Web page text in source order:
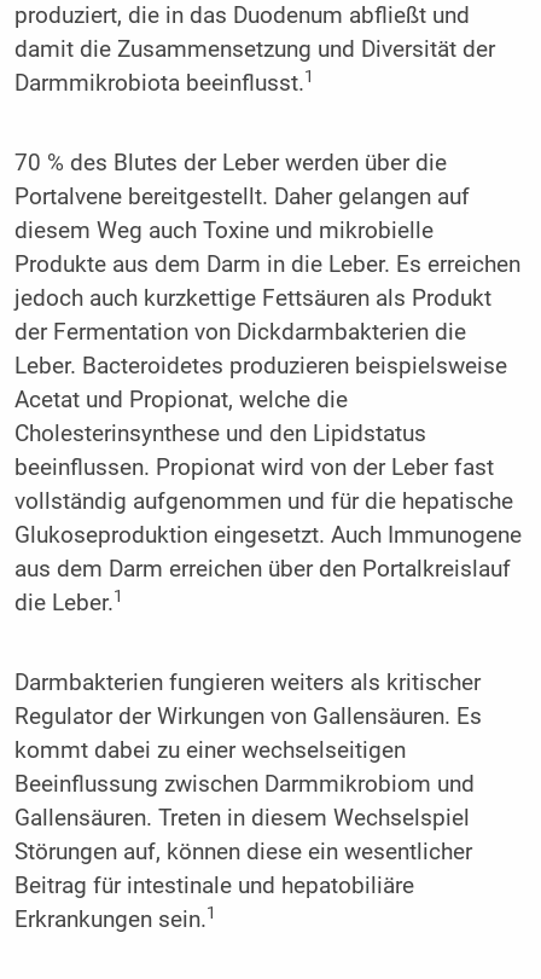
produziert, die in das Duodenum abfließt und
damit die Zusammensetzung und Diversität der
Darmmikrobiota beeinflusst.1
70 % des Blutes der Leber werden über die
Portalvene bereitgestellt. Daher gelangen auf
diesem Weg auch Toxine und mikrobielle
Produkte aus dem Darm in die Leber. Es erreichen
jedoch auch kurzkettige Fettsäuren als Produkt
der Fermentation von Dickdarmbakterien die
Leber. Bacteroidetes produzieren beispielsweise
Acetat und Propionat, welche die
Cholesterinsynthese und den Lipidstatus
beeinflussen. Propionat wird von der Leber fast
vollständig aufgenommen und für die hepatische
Glukoseproduktion eingesetzt. Auch Immunogene
aus dem Darm erreichen über den Portalkreislauf
die Leber.1
Darmbakterien fungieren weiters als kritischer
Regulator der Wirkungen von Gallensäuren. Es
kommt dabei zu einer wechselseitigen
Beeinflussung zwischen Darmmikrobiom und
Gallensäuren. Treten in diesem Wechselspiel
Störungen auf, können diese ein wesentlicher
Beitrag für intestinale und hepatobiliäre
Erkrankungen sein.1